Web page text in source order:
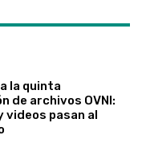
la quinta
de archivos OVNI:
videos pasan al